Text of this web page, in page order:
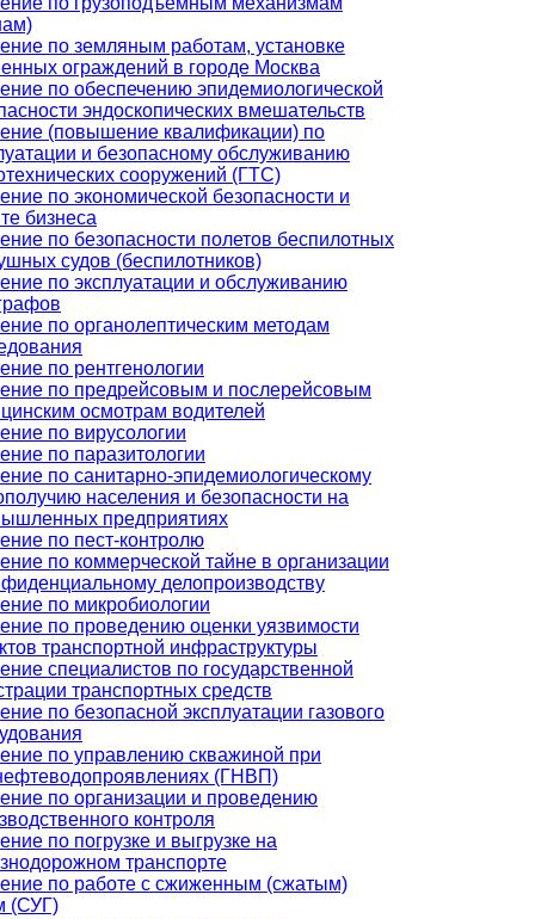
по земляным работам, установке
ограждений в городе Москва
по обеспечению эпидемиологической
эндоскопических вмешательств
(повышение квалификации) по
и безопасному обслуживанию
сооружений (ГТС)
по экономической безопасности и
бизнеса
по безопасности полетов беспилотных
судов (беспилотников)
по эксплуатации и обслуживанию
по органолептическим методам
по рентгенологии
по предрейсовым и послерейсовым
осмотрам водителей
по вирусологии
по паразитологии
по санитарно-эпидемиологическому
населения и безопасности на
предприятиях
по пест-контролю
по коммерческой тайне в организации
делопроизводству
по микробиологии
по проведению оценки уязвимости
транспортной инфраструктуры
специалистов по государственной
транспортных средств
по безопасной эксплуатации газового
по управлению скважиной при
(ГНВП)
по организации и проведению
контроля
по погрузке и выгрузке на
транспорте
по работе с сжиженным (сжатым)
(СУГ)